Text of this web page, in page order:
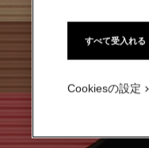
パウダー - デフォルトのビ
パウダー - オルタナティ
パウダー - ベーシック テ
パウダー -
パウダー -
すべて受入れる
Cookiesの設定